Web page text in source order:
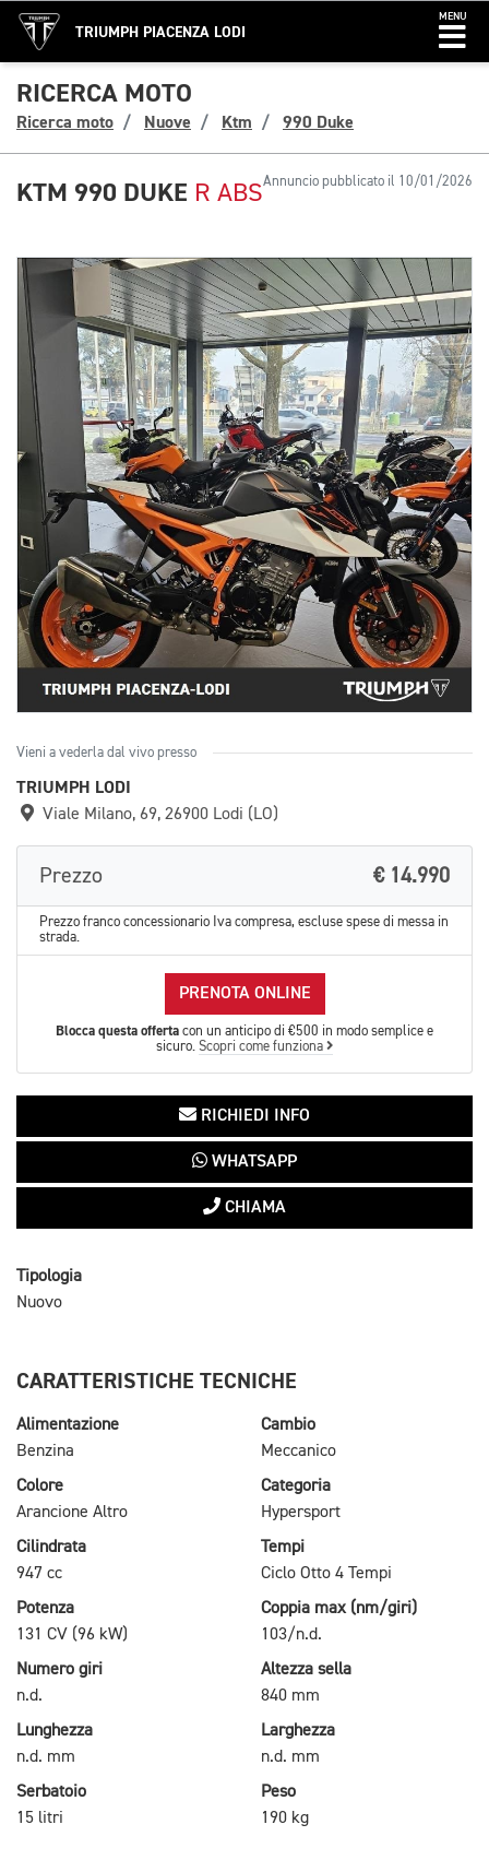
TRIUMPH PIACENZA LODI
MENU
RICERCA MOTO
Ricerca moto Nuove Ktm 990 Duke
Annuncio pubblicato il 10/01/2026
KTM 990 DUKE R ABS
Vieni a vederla dal vivo presso
TRIUMPH LODI
Viale Milano, 69, 26900 Lodi (LO)
Prezzo € 14.990
Prezzo franco concessionario Iva compresa, escluse spese di messa in
strada.
PRENOTA ONLINE
Blocca questa offerta con un anticipo di €500 in modo semplice e
sicuro. Scopri come funziona
RICHIEDI INFO
WHATSAPP
CHIAMA
Tipologia
Nuovo
CARATTERISTICHE TECNICHE
Alimentazione
Benzina
Cambio
Meccanico
Colore
Arancione Altro
Categoria
Hypersport
Cilindrata
947 cc
Tempi
Ciclo Otto 4 Tempi
Potenza
131 CV (96 kW)
Coppia max (nm/giri)
103/n.d.
Numero giri
n.d.
Altezza sella
840 mm
Lunghezza
n.d. mm
Larghezza
n.d. mm
Serbatoio
15 litri
Peso
190 kg